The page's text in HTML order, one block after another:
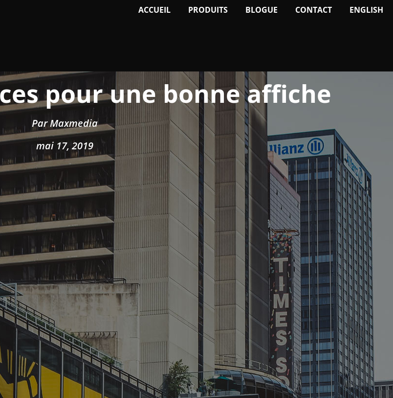
ACCUEIL PRODUITS BLOGUE CONTACT ENGLISH
pour une bonne affiche
ParMaxmedia
mai 17, 2019